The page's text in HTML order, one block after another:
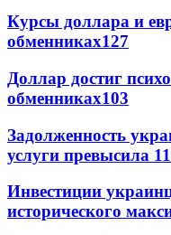
Курсы доллара и
обменниках127
Доллар достиг
обменниках103
Задолженность
услуги превысила
Инвестиции
исторического